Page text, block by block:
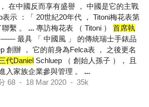
在中國反而享有盛譽 ， 中國是它的主戰
表示 ：「 20世紀20年代 ， Titoni梅花表第
繫 。 ... 專訪梅花表 （ Titoni ） 首席執
—— 最具 「 中國風 」 的傳統瑞士手錶品
創辦 ， 它的前身為Felca表 ， 之後更名
代Daniel Schluep （ 創始人孫子 ）， 且
入家族企業參與管理 。 ...
68 - 18 Mar 2020 - 35k